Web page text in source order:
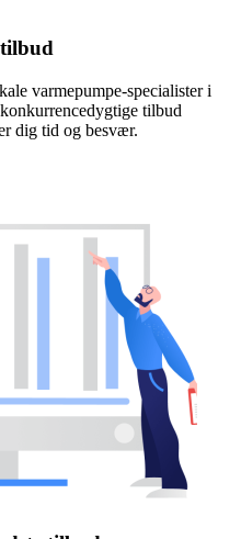
varmepumpe-specialister i
tilbud
dig tid og besvær.